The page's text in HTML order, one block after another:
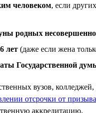
человеком, если
родных
лет (даже если жена
Государственной
вузов,
отсрочки от
аккредитацию.